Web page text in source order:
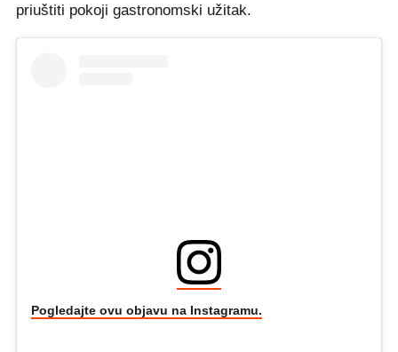
priuštiti pokoji gastronomski užitak.
Pogledajte ovu objavu na Instagramu.